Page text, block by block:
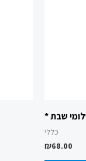
שבת *
כללי
₪68.00